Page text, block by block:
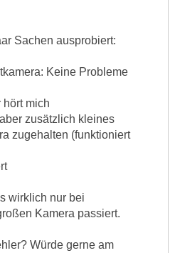
Sachen ausprobiert:
Keine Probleme
hört mich
zusätzlich kleines
zugehalten (funktioniert
wirklich nur bei
Kamera passiert.
Würde gerne am